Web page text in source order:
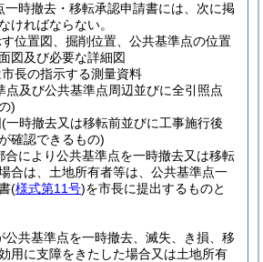
一時撤去・移転承認申請書には、次に掲
ければならない。
位置図、掘削位置、公共基準点の位置
図及び必要な詳細図
長の指示する測量資料
点及び公共基準点周辺並びに全引照点
)
(一時撤去又は移転前並びに工事施行後
確認できるもの)
合により公共基準点を一時撤去又は移転
合は、土地所有者等は、公共基準点一
(様式第11号)を市長に提出するものと
公共基準点を一時撤去、滅失、き損、移
用に支障をきたした場合又は土地所有